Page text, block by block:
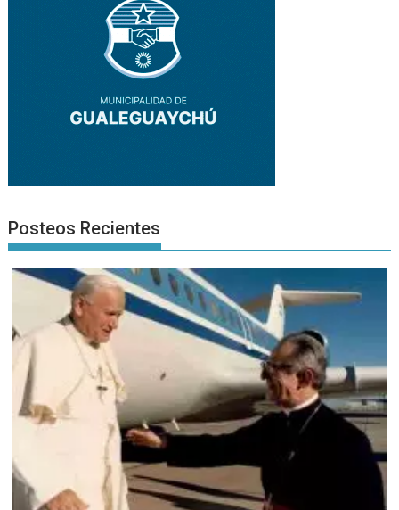
Posteos Recientes